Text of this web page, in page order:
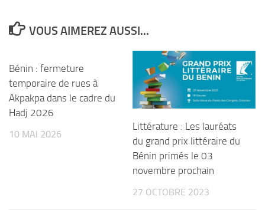
VOUS AIMEREZ AUSSI...
Bénin : fermeture
temporaire de rues à
Akpakpa dans le cadre du
Hadj 2026
10 MAI 2026
Littérature : Les lauréats
du grand prix littéraire du
Bénin primés le 03
novembre prochain
27 OCTOBRE 2023